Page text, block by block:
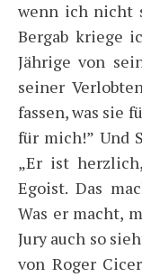
wenn ich nicht
Bergab kriege
Jährige von
seiner
fassen, was sie
für mich!” Und
„Er ist
Egoist. Das
Was er macht,
Jury auch so
von Roger